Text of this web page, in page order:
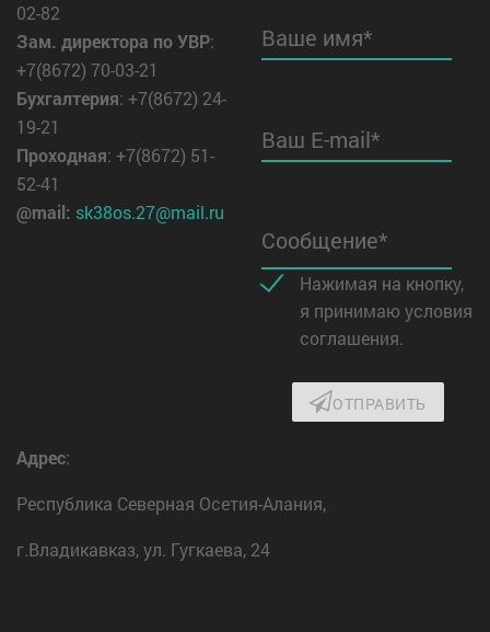
02-82
Зам. директора по УВР:
+7(8672) 70-03-21
Бухгалтерия: +7(8672) 24-
19-21
Проходная: +7(8672) 51-
52-41
@mail: sk38os.27@mail.ru
Ваше имя*
Ваш E-mail*
Сообщение*
Нажимая на кнопку,
я принимаю условия
соглашения.
ОТПРАВИТЬ
Адрес:
Республика Северная Осетия-Алания,
г.Владикавказ, ул. Гугкаева, 24